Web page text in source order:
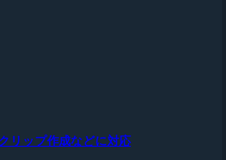
リップ作成などに対応